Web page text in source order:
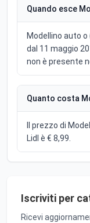
Quando esce
Modellino auto
dal 11 maggio
non è presente
Quanto costa
Il prezzo di
Lidl è € 8,99.
Iscriviti per
Ricevi